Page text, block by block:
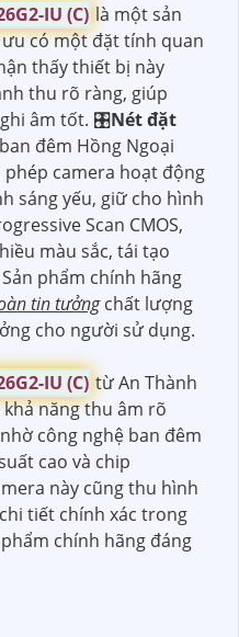
IU (C) là một sản
có một đặt tính quan
thấy thiết bị này
thu rõ ràng, giúp
âm tốt. 🎛Nét đặt
đêm Hồng Ngoại
phép camera hoạt động
sáng yếu, giữ cho hình
Scan CMOS,
màu sắc, tái tạo
phẩm chính hãng
tin tưởngchất lượng
cho người sử dụng.
IU (C) từ An Thành
năng thu âm rõ
công nghệ ban đêm
cao và chip
này cũng thu hình
tiết chính xác trong
chính hãng đáng